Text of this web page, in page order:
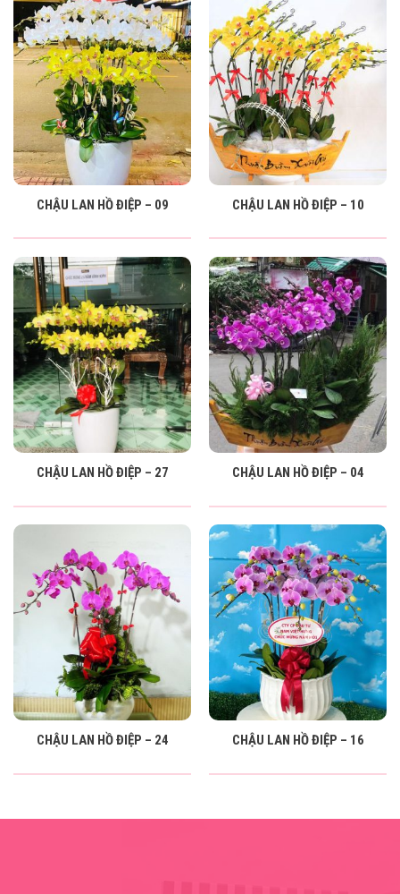
CHẬU LAN HỒ ĐIỆP – 09 CHẬU LAN HỒ ĐIỆP – 10
CHẬU LAN HỒ ĐIỆP – 27 CHẬU LAN HỒ ĐIỆP – 04
CHẬU LAN HỒ ĐIỆP – 24 CHẬU LAN HỒ ĐIỆP – 16